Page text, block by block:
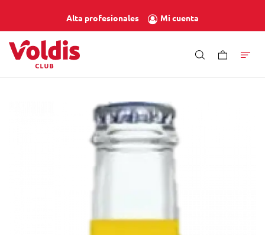
Alta profesionales Mi cuenta